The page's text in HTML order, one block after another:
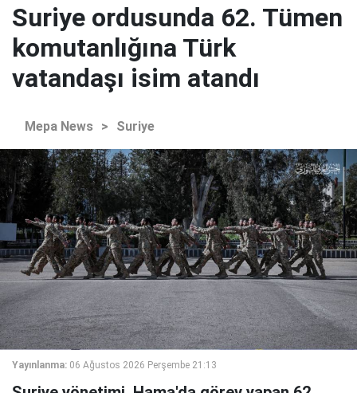
Suriye ordusunda 62. Tümen
komutanlığına Türk
vatandaşı isim atandı
Mepa News > Suriye
Yayınlanma: 06 Ağustos 2026 Perşembe 21:13